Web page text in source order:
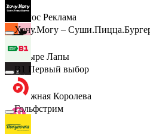
Эдмос Реклама
Четыре Лапы
Снежная Королева
Хочу.Могу –
B1 Первый выбор
Гольфстрим